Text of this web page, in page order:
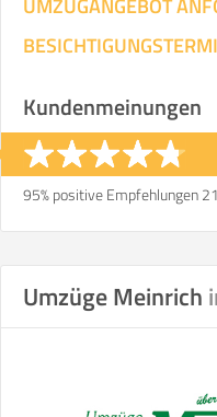
UMZUGANGEBOT
Kundenmeinungen
95% positive Empfehlungen
Umzüge Meinrich